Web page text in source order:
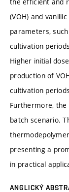
(VOH) and
parameters,
cultivation
Higher initial
production of
cultivation
Furthermore,
batch scenario.
presenting a
in practical
ANGLICKÝ